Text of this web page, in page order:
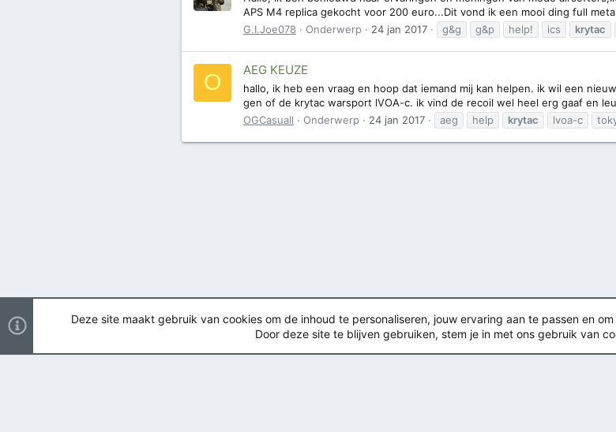
APS M4 replica gekocht voor 200 euro...Dit vond ik een mooi ding full
G.I.Joe078
Onderwerp 24 jan 2017 g&g g&p help! ics krytac
O AEG KEUZE
hallo, ik heb een vraag en hoop dat iemand mij kan helpen. ik wil een
gen of de krytac warsport lVOA-c. ik vind de recoil wel heel erg gaaf en
OGCasuall
Onderwerp 24 jan 2017 aeg help krytac lvoa-c
Deze site maakt gebruik van cookies om de inhoud te personaliseren, jouw ervaring aan te passen en
Door deze site te blijven gebruiken, stem je in met ons gebruik van